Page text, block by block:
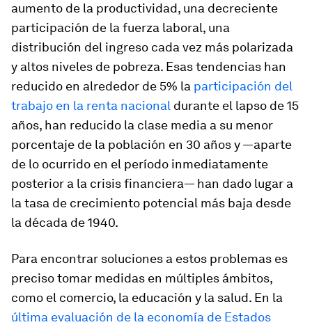
aumento de la productividad, una decreciente
participación de la fuerza laboral, una
distribución del ingreso cada vez más polarizada
y altos niveles de pobreza. Esas tendencias han
reducido en alrededor de 5% la participación del
trabajo en la renta nacional durante el lapso de 15
años, han reducido la clase media a su menor
porcentaje de la población en 30 años y —aparte
de lo ocurrido en el período inmediatamente
posterior a la crisis financiera— han dado lugar a
la tasa de crecimiento potencial más baja desde
la década de 1940.
Para encontrar soluciones a estos problemas es
preciso tomar medidas en múltiples ámbitos,
como el comercio, la educación y la salud. En la
última evaluación de la economía de Estados